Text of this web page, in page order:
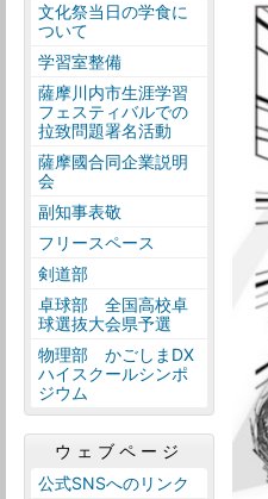
文化祭当日の学食に
ついて
学習室整備
薩摩川内市生涯学習
フェスティバルでの
拉致問題署名活動
薩摩國合同企業説明
会
副知事表敬
フリースペース
剣道部
卓球部 全国高校卓
球選抜大会県予選
物理部 かごしまDX
ハイスクールシンポ
ジウム
ウェブページ
公式SNSへのリンク